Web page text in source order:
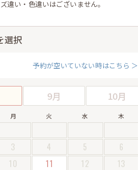
違い・色違いはございません。
選択
予約が空いていない時はこちら ＞
9月 10月
月 火 水 木
3 4 5 6
10 11 12 13